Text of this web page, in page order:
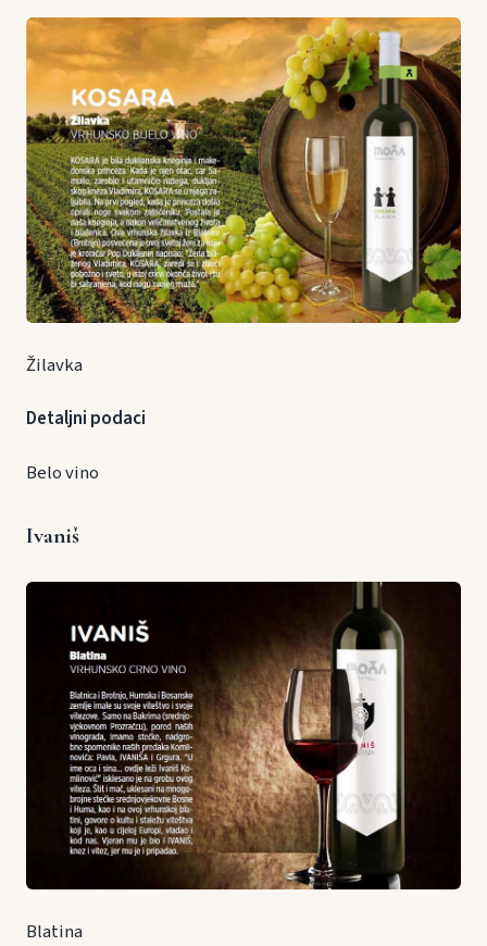
Žilavka
Detaljni podaci
Belo vino
Ivaniš
Blatina